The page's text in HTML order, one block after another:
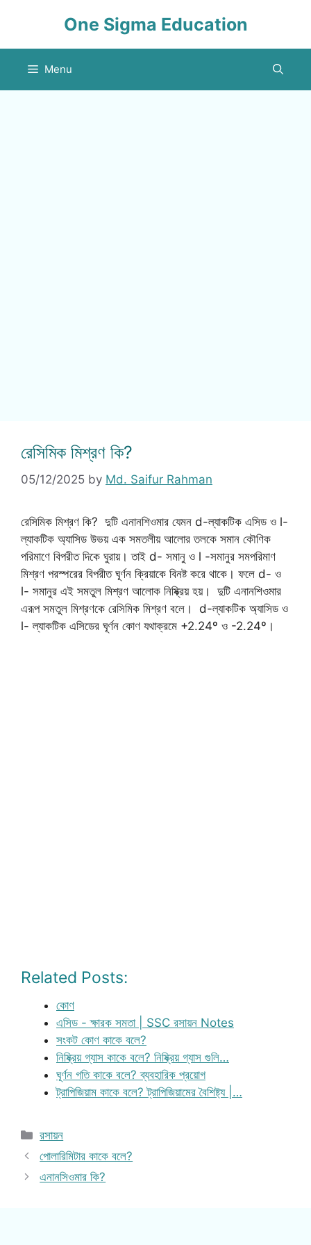
One Sigma Education
Menu
রেসিমিক মিশ্রণ কি?
05/12/2025 by Md. Saifur Rahman
রেসিমিক মিশ্রণ কি? দুটি এনানশিওমার যেমন d-ল্যাকটিক এসিড ও l-
ল্যাকটিক অ্যাসিড উভয় এক সমতলীয় আলোর তলকে সমান কৌণিক
পরিমাণে বিপরীত দিকে ঘুরায়। তাই d- সমানু ও l -সমানুর সমপরিমাণ
মিশ্রণ পরস্পরের বিপরীত ঘূর্ণন ক্রিয়াকে বিনষ্ট করে থাকে। ফলে d- ও
l- সমানুর এই সমতুল মিশ্রণ আলোক নিষ্ক্রিয় হয়। দুটি এনানশিওমার
এরূপ সমতুল মিশ্রণকে রেসিমিক মিশ্রণ বলে। d-ল্যাকটিক অ্যাসিড ও
l- ল্যাকটিক এসিডের ঘূর্ণন কোণ যথাক্রমে +2.24º ও -2.24º।
Related Posts:
কোণ
এসিড - ক্ষারক সমতা | SSC রসায়ন Notes
সংকট কোণ কাকে বলে?
নিষ্ক্রিয় গ্যাস কাকে বলে? নিষ্ক্রিয় গ্যাস গুলি…
ঘূর্ণন গতি কাকে বলে? ব্যবহারিক প্রয়োগ
ট্রাপিজিয়াম কাকে বলে? ট্রাপিজিয়ামের বৈশিষ্ট্য |…
Categories
রসায়ন
পোলারিমিটার কাকে বলে?
এনানসিওমার কি?